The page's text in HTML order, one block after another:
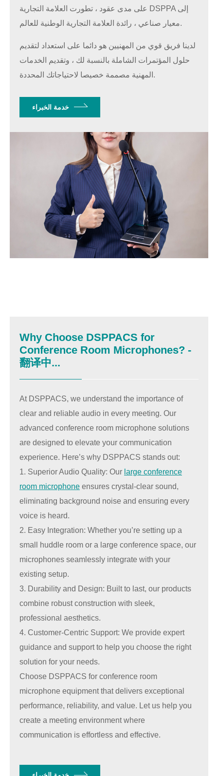
على مدى عقود ، تطورت العلامة التجارية DSPPA إلى
معيار صناعي ، رائدة العلامة التجارية الوطنية للعالم.
لدينا فريق قوي من المهنيين هو دائما على استعداد لتقديم
حلول المؤتمرات الشاملة بالنسبة لك ، وتقديم الخدمات
المهنية مصممة خصيصا لاحتياجاتك المحددة.
خدمة الخبراء
Why Choose DSPPACS for
Conference Room Microphones? -
翻译中...
At DSPPACS, we understand the importance of
clear and reliable audio in every meeting. Our
advanced conference room microphone solutions
are designed to elevate your communication
experience. Here’s why DSPPACS stands out:
1. Superior Audio Quality: Our large conference
room microphone ensures crystal-clear sound,
eliminating background noise and ensuring every
voice is heard.
2. Easy Integration: Whether you’re setting up a
small huddle room or a large conference space, our
microphones seamlessly integrate with your
existing setup.
3. Durability and Design: Built to last, our products
combine robust construction with sleek,
professional aesthetics.
4. Customer-Centric Support: We provide expert
guidance and support to help you choose the right
solution for your needs.
Choose DSPPACS for conference room
microphone equipment that delivers exceptional
performance, reliability, and value. Let us help you
create a meeting environment where
communication is effortless and effective.